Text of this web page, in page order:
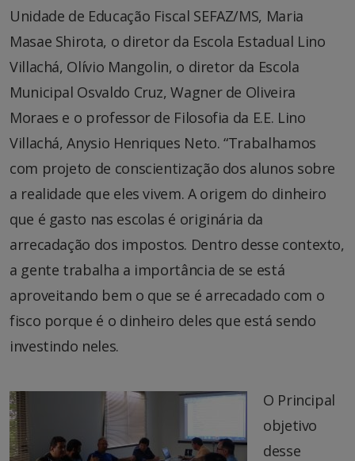
Unidade de Educação Fiscal SEFAZ/MS, Maria
Masae Shirota, o diretor da Escola Estadual Lino
Villachá, Olívio Mangolin, o diretor da Escola
Municipal Osvaldo Cruz, Wagner de Oliveira
Moraes e o professor de Filosofia da E.E. Lino
Villachá, Anysio Henriques Neto. “Trabalhamos
com projeto de conscientização dos alunos sobre
a realidade que eles vivem. A origem do dinheiro
que é gasto nas escolas é originária da
arrecadação dos impostos. Dentro desse contexto,
a gente trabalha a importância de se está
aproveitando bem o que se é arrecadado com o
fisco porque é o dinheiro deles que está sendo
investindo neles.
O Principal
objetivo
desse